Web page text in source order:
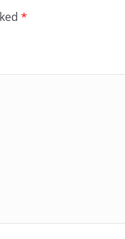
*